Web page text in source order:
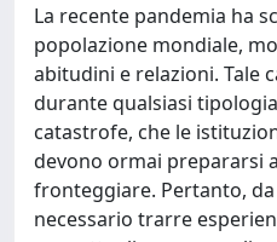
La recente pandemia ha
popolazione mondiale,
abitudini e relazioni. Tale
durante qualsiasi
catastrofe, che le
devono ormai prepararsi
fronteggiare. Pertanto,
necessario trarre